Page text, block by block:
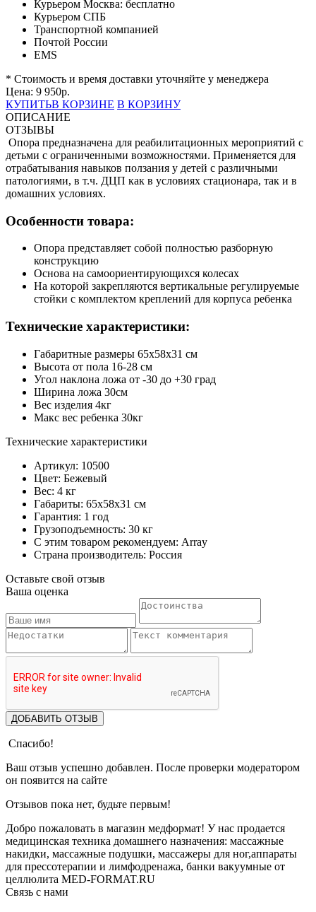
Курьером Москва: бесплатно
Курьером СПБ
Транспортной компанией
Почтой России
EMS
* Стоимость и время доставки уточняйте у менеджера
Цена: 9 950р.
КУПИТЬВ КОРЗИНЕ В КОРЗИНУ
ОПИСАНИЕ
ОТЗЫВЫ
Опора предназначена для реабилитационных мероприятий с
детьми с ограниченными возможностями. Применяется для
отрабатывания навыков ползания у детей с различными
патологиями, в т.ч. ДЦП как в условиях стационара, так и в
домашних условиях.
Особенности товара:
Опора представляет собой полностью разборную
конструкцию
Основа на самоориентирующихся колесах
На которой закрепляются вертикальные регулируемые
стойки с комплектом креплений для корпуса ребенка
Технические характеристики:
Габаритные размеры 65х58х31 см
Высота от пола 16-28 см
Угол наклона ложа от -30 до +30 град
Ширина ложа 30см
Вес изделия 4кг
Макс вес ребенка 30кг
Технические характеристики
Артикул: 10500
Цвет: Бежевый
Вес: 4 кг
Габариты: 65х58х31 см
Гарантия: 1 год
Грузоподъемность: 30 кг
С этим товаром рекомендуем: Array
Страна производитель: Россия
Оставьте свой отзыв
Ваша оценка
ДОБАВИТЬ ОТЗЫВ
Спасибо!
Ваш отзыв успешно добавлен. После проверки модератором
он появится на сайте
Отзывов пока нет, будьте первым!
Добро пожаловать в магазин медформат! У нас продается
медицинская техника домашнего назначения: массажные
накидки, массажные подушки, массажеры для ног,аппараты
для прессотерапии и лимфодренажа, банки вакуумные от
целлюлита MED-FORMAT.RU
Связь с нами